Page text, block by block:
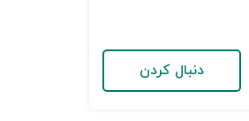
دنبال کردن